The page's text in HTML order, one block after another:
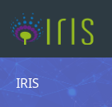
IRIS